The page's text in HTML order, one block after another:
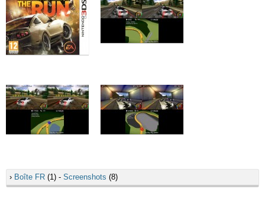
› Boîte FR (1) - Screenshots (8)